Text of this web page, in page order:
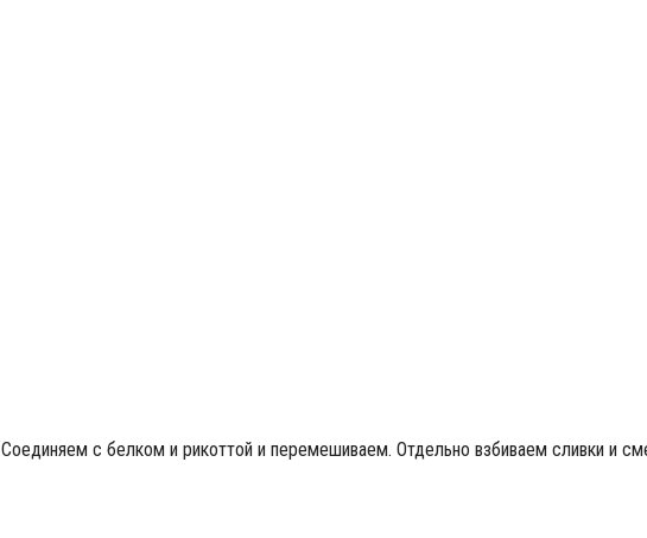
Соединяем с белком и рикоттой и перемешиваем. Отдельно взбиваем сливки и